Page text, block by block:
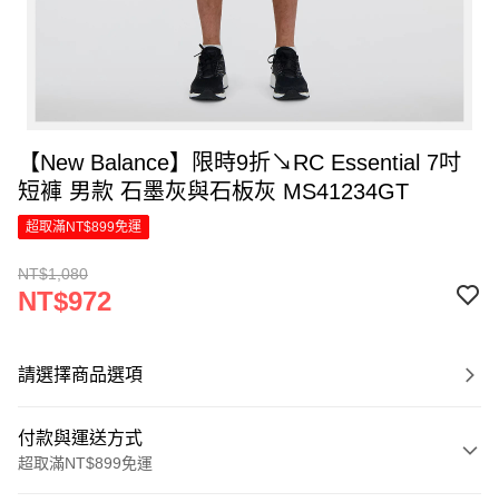
【New Balance】限時9折↘RC Essential 7吋
短褲 男款 石墨灰與石板灰 MS41234GT
超取滿NT$899免運
NT$1,080
NT$972
請選擇商品選項
付款與運送方式
超取滿NT$899免運